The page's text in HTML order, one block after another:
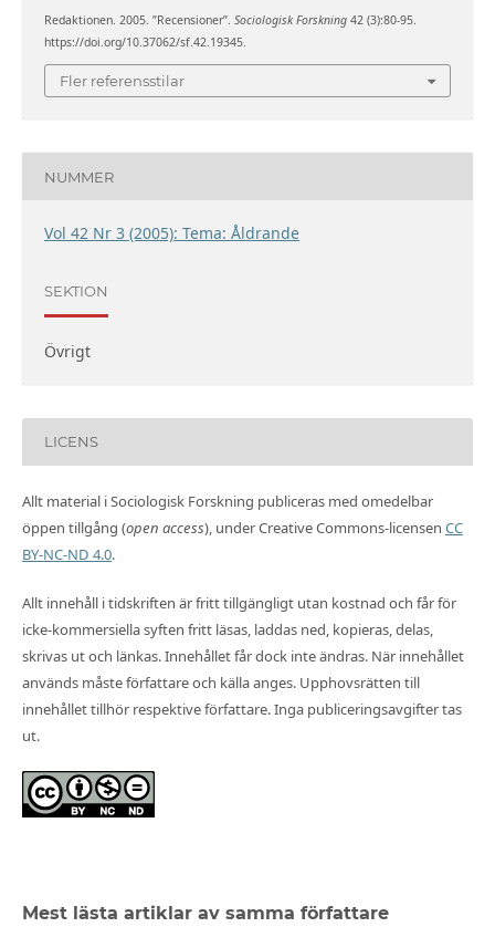
Redaktionen. 2005. ”Recensioner”. Sociologisk Forskning42 (3):80-95.
https://doi.org/10.37062/sf.42.19345.
Fler referensstilar
NUMMER
Vol 42 Nr 3 (2005): Tema: Åldrande
SEKTION
Övrigt
LICENS
Allt material i Sociologisk Forskning publiceras med omedelbar
öppen tillgång (open access), under Creative Commons-licensen CC
BY-NC-ND 4.0.
Allt innehåll i tidskriften är fritt tillgängligt utan kostnad och får för
icke-kommersiella syften fritt läsas, laddas ned, kopieras, delas,
skrivas ut och länkas. Innehållet får dock inte ändras. När innehållet
används måste författare och källa anges. Upphovsrätten till
innehållet tillhör respektive författare. Inga publiceringsavgifter tas
ut.
Mest lästa artiklar av samma författare